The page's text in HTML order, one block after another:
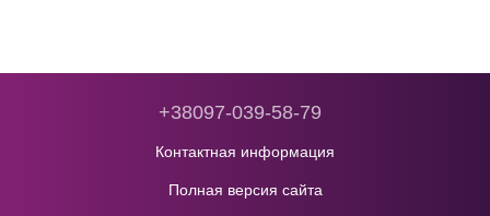
+38097-039-58-79
Контактная информация
Полная версия сайта